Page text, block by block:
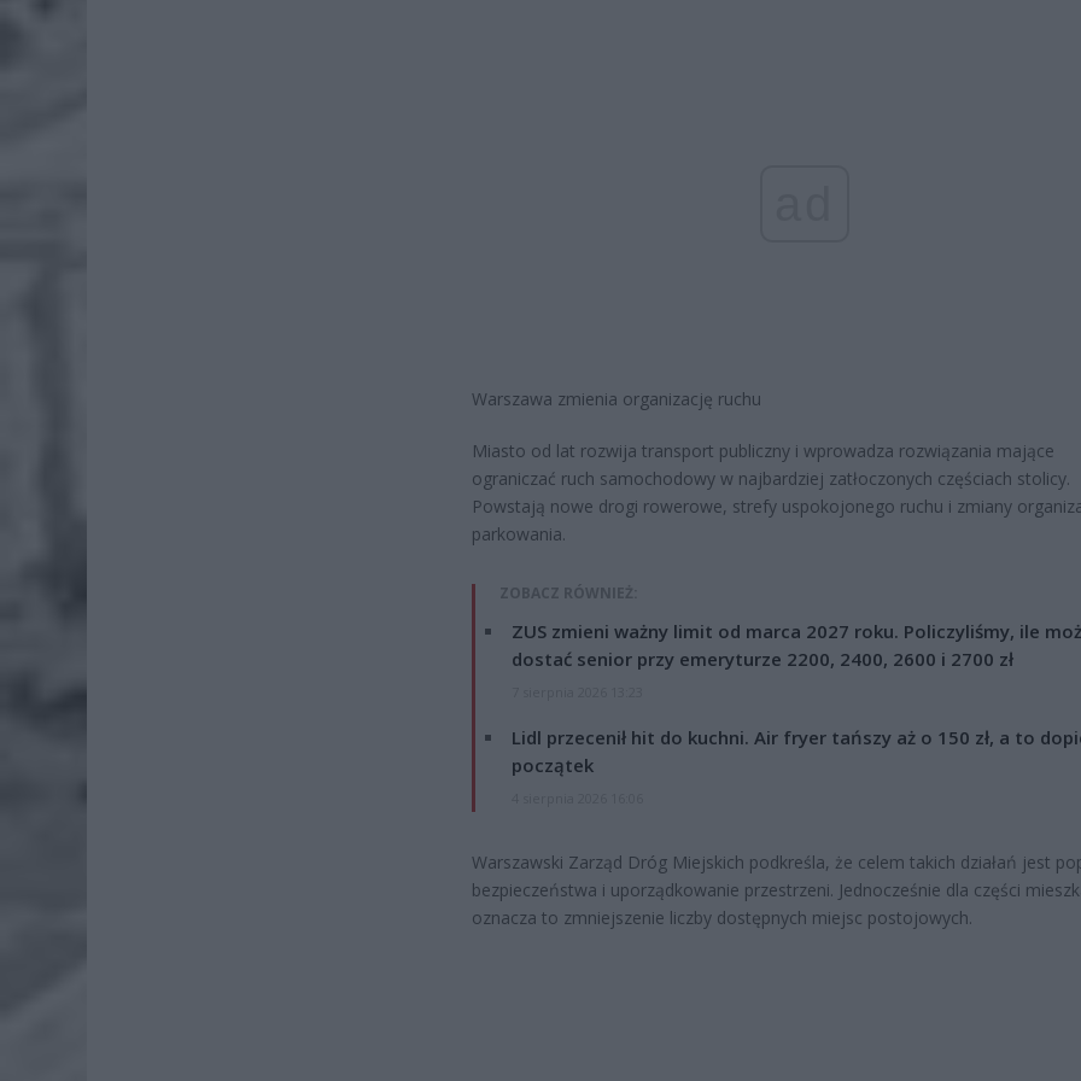
Warszawa zmienia organizację ruchu
Miasto od lat rozwija transport publiczny i wprowadza rozwiązania mające
ograniczać ruch samochodowy w najbardziej zatłoczonych częściach stolicy.
Powstają nowe drogi rowerowe, strefy uspokojonego ruchu i zmiany
parkowania.
ZOBACZ RÓWNIEŻ:
ZUS zmieni ważny limit od marca 2027 roku. Policzyliśmy, ile
dostać senior przy emeryturze 2200, 2400, 2600 i 2700 zł
Lidl przecenił hit do kuchni. Air fryer tańszy aż o 150 zł, a to
początek
Warszawski Zarząd Dróg Miejskich podkreśla, że celem takich działań jest
bezpieczeństwa i uporządkowanie przestrzeni. Jednocześnie dla części
oznacza to zmniejszenie liczby dostępnych miejsc postojowych.